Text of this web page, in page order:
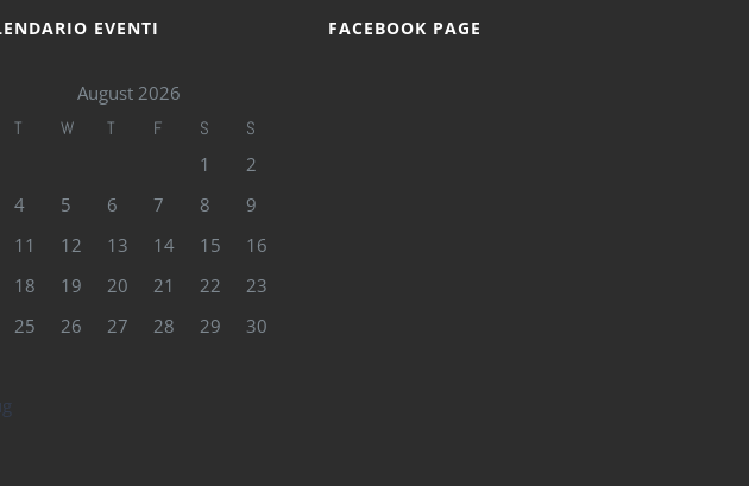
EVENTI
August 2026
T W T F S S
1
2
4 5 6 7 8
9
11 12 13 14 15
16
18 19 20 21 22
23
25 26 27 28 29
30
FACEBOOK PAGE